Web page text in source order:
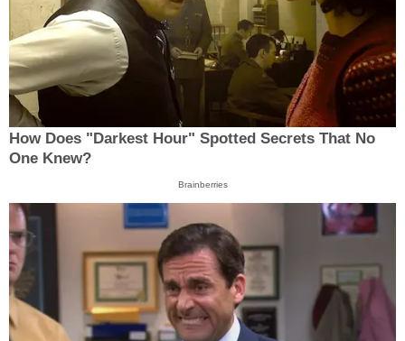
How Does "Darkest Hour" Spotted Secrets That No
One Knew?
Brainberries